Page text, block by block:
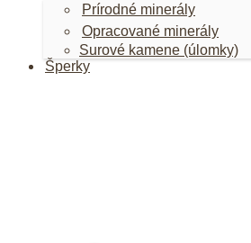
Prírodné minerály
Opracované minerály
Surové kamene (úlomky)
Šperky